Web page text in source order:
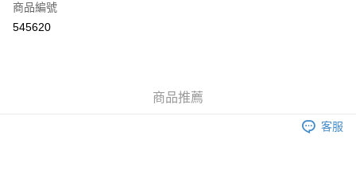
AlipayHK
每筆HK$40.00，滿HK$500.00或以上免運費
商品編號
545620
商品推薦
客服